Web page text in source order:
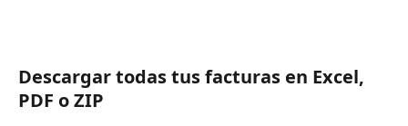
Descargar todas tus facturas en Excel,
PDF o ZIP